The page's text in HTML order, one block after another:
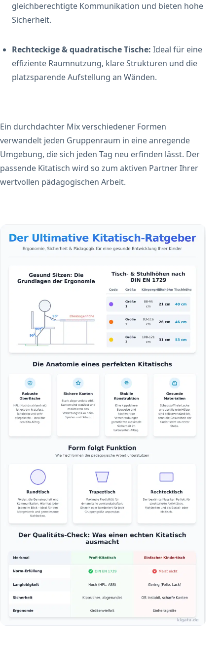
gleichberechtigte Kommunikation und bieten hohe
Sicherheit.
Rechteckige & quadratische Tische: Ideal für eine
effiziente Raumnutzung, klare Strukturen und die
platzsparende Aufstellung an Wänden.
Ein durchdachter Mix verschiedener Formen
verwandelt jeden Gruppenraum in eine anregende
Umgebung, die sich jeden Tag neu erfinden lässt. Der
passende Kitatisch wird so zum aktiven Partner Ihrer
wertvollen pädagogischen Arbeit.